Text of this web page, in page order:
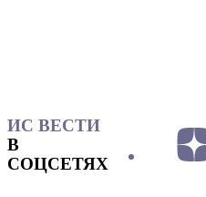
ИС ВЕСТИ
В
СОЦСЕТЯХ